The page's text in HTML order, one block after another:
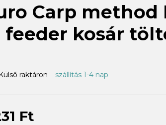
Carp method
feeder kosár
raktáron szállítás 1-4 nap
Ft